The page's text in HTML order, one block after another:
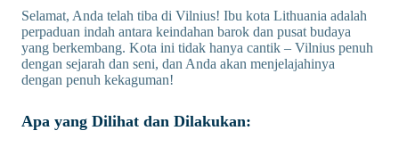
Selamat, Anda telah tiba di Vilnius! Ibu kota Lithuania adalah
perpaduan indah antara keindahan barok dan pusat budaya
yang berkembang. Kota ini tidak hanya cantik – Vilnius penuh
dengan sejarah dan seni, dan Anda akan menjelajahinya
dengan penuh kekaguman!
Apa yang Dilihat dan Dilakukan: